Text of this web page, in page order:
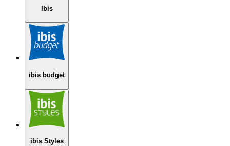
Ibis
ibis budget
ibis Styles